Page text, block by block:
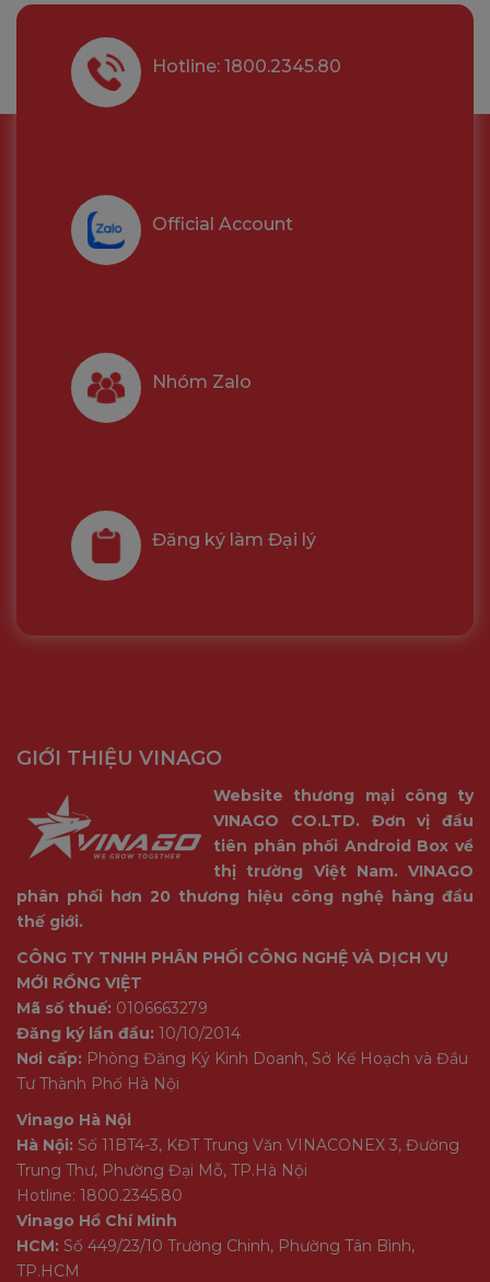
Hotline: 1800.2345.80
Official Account
Nhóm Zalo
Đăng ký làm Đại lý
GIỚI THIỆU VINAGO
Website thương mại công ty
VINAGO CO.LTD. Đơn vị đầu
tiên phân phối Android Box về
thị trường Việt Nam. VINAGO
phân phối hơn 20 thương hiệu công nghệ hàng đầu
thế giới.
CÔNG TY TNHH PHÂN PHỐI CÔNG NGHỆ VÀ DỊCH VỤ
MỚI RỒNG VIỆT
Mã số thuế: 0106663279
Đăng ký lần đầu: 10/10/2014
Nơi cấp: Phòng Đăng Ký Kinh Doanh, Sở Kế Hoạch và Đầu
Tư Thành Phố Hà Nội
Vinago Hà Nội
Hà Nội: Số 11BT4-3, KĐT Trung Văn VINACONEX 3, Đường
Trung Thư, Phường Đại Mỗ, TP.Hà Nội
Hotline: 1800.2345.80
Vinago Hồ Chí Minh
HCM: Số 449/23/10 Trường Chinh, Phường Tân Bình,
TP.HCM